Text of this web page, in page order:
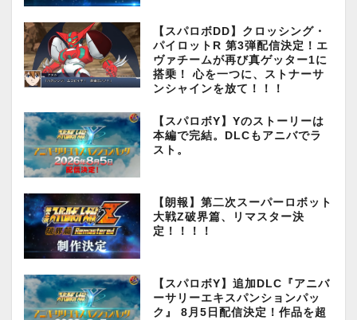
【スパロボDD】クロッシング・
パイロットR 第3弾配信決定！エ
ヴァチームが再び真ゲッター1に
搭乗！ 心を一つに、ストナーサ
ンシャインを放て！！！
【スパロボY】Yのストーリーは
本編で完結。DLCもアニバでラ
スト。
【朗報】第二次スーパーロボット
大戦Z破界篇、リマスター決
定！！！！
【スパロボY】追加DLC『アニバ
ーサリーエキスパンションパッ
ク』 8月5日配信決定！作品を超